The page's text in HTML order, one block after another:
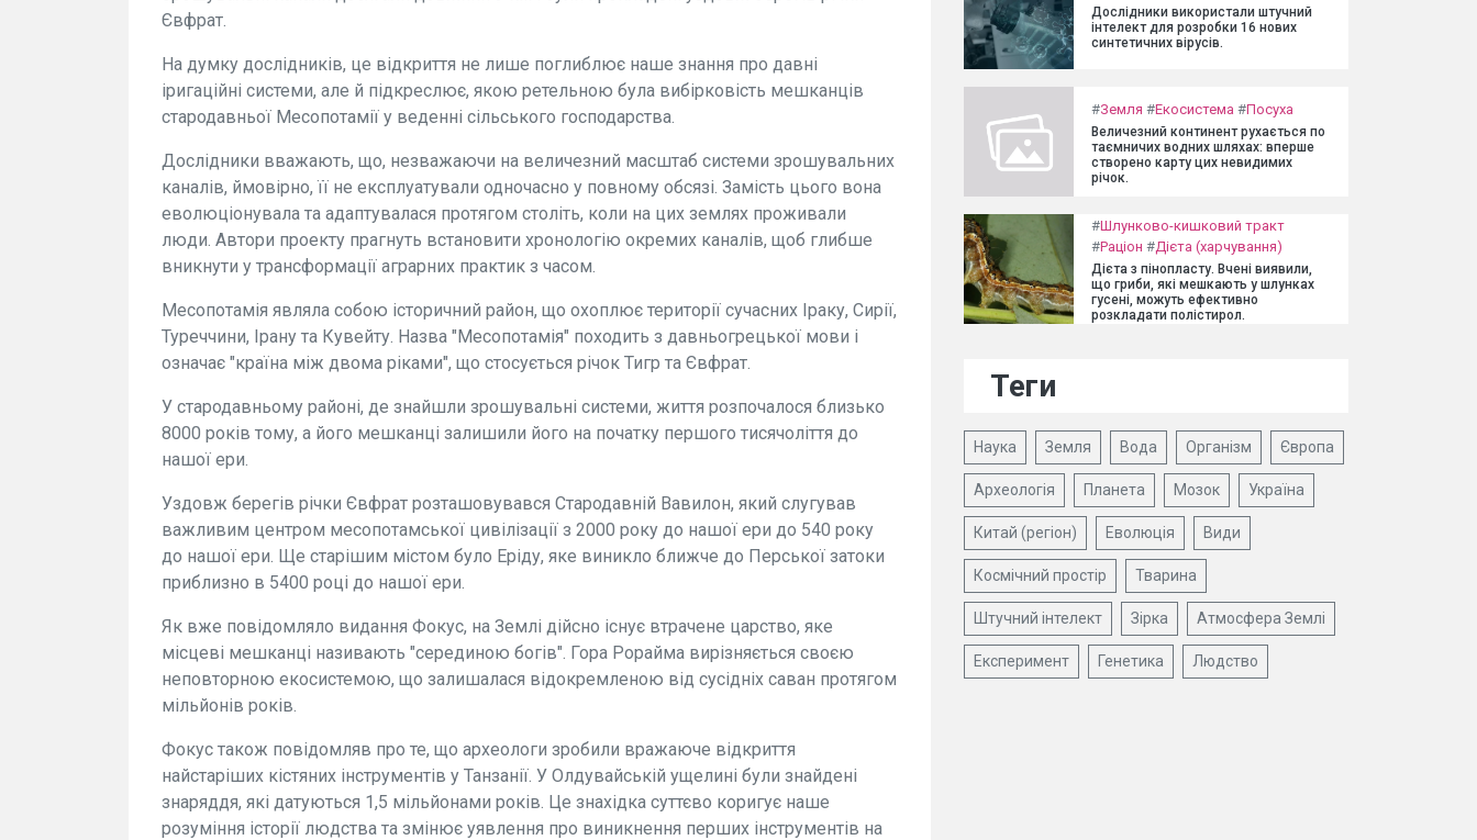
Євфрат.
На думку дослідників, це відкриття не лише поглиблює наше знання про давні
іригаційні системи, але й підкреслює, якою ретельною була вибірковість мешканців
стародавньої Месопотамії у веденні сільського господарства.
Дослідники вважають, що, незважаючи на величезний масштаб системи зрошувальних
каналів, ймовірно, її не експлуатували одночасно у повному обсязі. Замість цього вона
еволюціонувала та адаптувалася протягом століть, коли на цих землях проживали
люди. Автори проекту прагнуть встановити хронологію окремих каналів, щоб глибше
вникнути у трансформації аграрних практик з часом.
Месопотамія являла собою історичний район, що охоплює території сучасних Іраку, Сирії,
Туреччини, Ірану та Кувейту. Назва "Месопотамія" походить з давньогрецької мови і
означає "країна між двома ріками", що стосується річок Тигр та Євфрат.
У стародавньому районі, де знайшли зрошувальні системи, життя розпочалося близько
8000 років тому, а його мешканці залишили його на початку першого тисячоліття до
нашої ери.
Уздовж берегів річки Євфрат розташовувався Стародавній Вавилон, який слугував
важливим центром месопотамської цивілізації з 2000 року до нашої ери до 540 року
до нашої ери. Ще старішим містом було Еріду, яке виникло ближче до Перської затоки
приблизно в 5400 році до нашої ери.
Як вже повідомляло видання Фокус, на Землі дійсно існує втрачене царство, яке
місцеві мешканці називають "серединою богів". Гора Рорайма вирізняється своєю
неповторною екосистемою, що залишалася відокремленою від сусідніх саван протягом
мільйонів років.
Фокус також повідомляв про те, що археологи зробили вражаюче відкриття
найстаріших кістяних інструментів у Танзанії. У Олдувайській ущелині були знайдені
знаряддя, які датуються 1,5 мільйонами років. Це знахідка суттєво коригує наше
розуміння історії людства та змінює уявлення про виникнення перших інструментів на
Дослідники використали штучний
інтелект для розробки 16 нових
синтетичних вірусів.
#Земля #Екосистема #Посуха
Величезний континент рухається по
таємничих водних шляхах: вперше
створено карту цих невидимих
річок.
#Шлунково-кишковий тракт
#Раціон #Дієта (харчування)
Дієта з пінопласту. Вчені виявили,
що гриби, які мешкають у шлунках
гусені, можуть ефективно
розкладати полістирол.
Теги
Наука Земля Вода Організм Європа
Археологія Планета Мозок Україна
Китай (регіон) Еволюція Види
Космічний простір Тварина
Штучний інтелект Зірка Атмосфера Землі
Експеримент Генетика Людство